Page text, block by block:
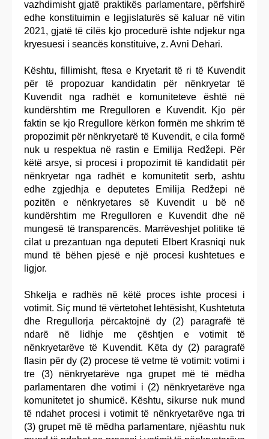
vazhdimisht gjatë praktikës parlamentare, përfshirë
edhe konstituimin e legjislaturës së kaluar në vitin
2021, gjatë të cilës kjo procedurë ishte ndjekur nga
kryesuesi i seancës konstituive, z. Avni Dehari.
Kështu, fillimisht, ftesa e Kryetarit të ri të Kuvendit
për të propozuar kandidatin për nënkryetar të
Kuvendit nga radhët e komuniteteve është në
kundërshtim me Rregulloren e Kuvendit. Kjo për
faktin se kjo Rregullore kërkon formën me shkrim të
propozimit për nënkryetarë të Kuvendit, e cila formë
nuk u respektua në rastin e Emilija Redžepi. Për
këtë arsye, si procesi i propozimit të kandidatit për
nënkryetar nga radhët e komunitetit serb, ashtu
edhe zgjedhja e deputetes Emilija Redžepi në
pozitën e nënkryetares së Kuvendit u bë në
kundërshtim me Rregulloren e Kuvendit dhe në
mungesë të transparencës. Marrëveshjet politike të
cilat u prezantuan nga deputeti Elbert Krasniqi nuk
mund të bëhen pjesë e një procesi kushtetues e
ligjor.
Shkelja e radhës në këtë proces ishte procesi i
votimit. Siç mund të vërtetohet lehtësisht, Kushtetuta
dhe Rregullorja përcaktojnë dy (2) paragrafë të
ndarë në lidhje me çështjen e votimit të
nënkryetarëve të Kuvendit. Këta dy (2) paragrafë
flasin për dy (2) procese të vetme të votimit: votimi i
tre (3) nënkryetarëve nga grupet më të mëdha
parlamentaren dhe votimi i (2) nënkryetarëve nga
komunitetet jo shumicë. Kështu, sikurse nuk mund
të ndahet procesi i votimit të nënkryetarëve nga tri
(3) grupet më të mëdha parlamentare, njëashtu nuk